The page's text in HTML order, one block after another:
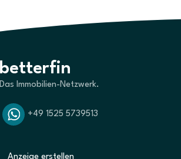
betterfin
Das Immobilien-Netzwerk.
+49 1525 5739513
Anzeige erstellen